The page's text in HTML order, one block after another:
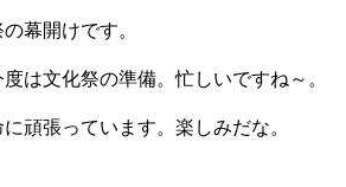
幕開けです。
は文化祭の準備。忙しいですね～。
頑張っています。楽しみだな。